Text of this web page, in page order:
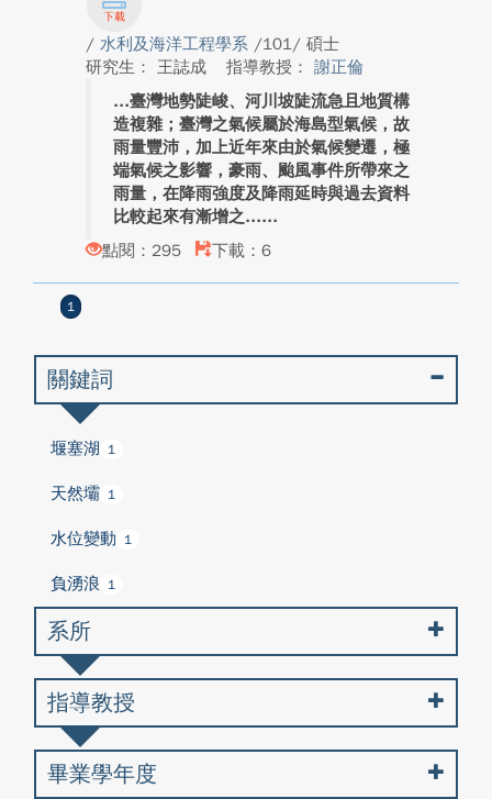
/ 水利及海洋工程學系 /101/ 碩士
研究生： 王誌成
指導教授： 謝正倫
臺灣地勢陡峻、河川坡陡流急且地質構
造複雜；臺灣之氣候屬於海島型氣候，故
雨量豐沛，加上近年來由於氣候變遷，極
端氣候之影響，豪雨、颱風事件所帶來之
雨量，在降雨強度及降雨延時與過去資料
比較起來有漸增之...
點閱：295
下載：6
1
關鍵詞
堰塞湖 1
天然壩 1
水位變動 1
負湧浪 1
系所
指導教授
畢業學年度